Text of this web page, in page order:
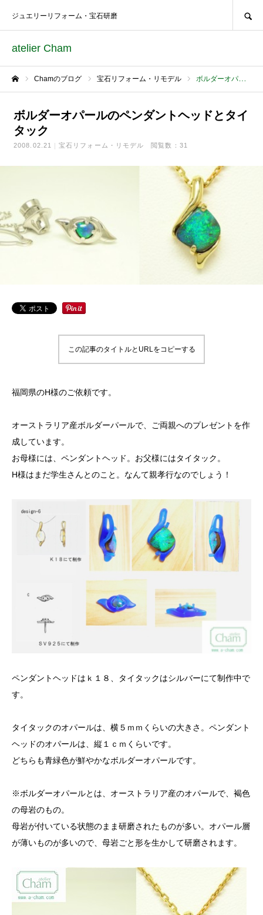
atelier Cham
ジュエリーリフォーム・宝石研磨
Chamのブログ 宝石リフォーム・リモデル ボルダーオパールのペンダントヘッドとタイタック
ボルダーオパールのペンダントヘッドとタイ
タック
2008.02.21 宝石リフォーム・リモデル 閲覧数：31
この記事のタイトルとURLをコピーする
福岡県のH様のご依頼です。
オーストラリア産ボルダーパールで、ご両親へのプレゼントを作
成しています。
お母様には、ペンダントヘッド。お父様にはタイタック。
H様はまだ学生さんとのこと。なんて親孝行なのでしょう！
ペンダントヘッドはｋ１８、タイタックはシルバーにて制作中で
す。
タイタックのオパールは、横５ｍｍくらいの大きさ。ペンダント
ヘッドのオパールは、縦１ｃｍくらいです。
どちらも青緑色が鮮やかなボルダーオパールです。
※ボルダーオパールとは、オーストラリア産のオパールで、褐色
の母岩のもの。
母岩が付いている状態のまま研磨されたものが多い。オパール層
が薄いものが多いので、母岩ごと形を生かして研磨されます。